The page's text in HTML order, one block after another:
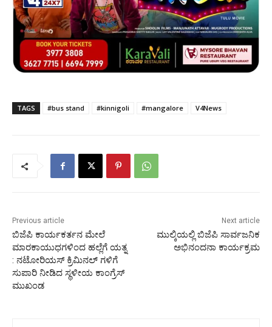
TAGS #bus stand #kinnigoli #mangalore V4News
Previous article
ಬಿಜೆಪಿ ಕಾರ್ಯಕರ್ತನ ಮೇಲೆ
ಮಾರಕಾಯುಧಗಳಿಂದ ಹಲ್ಲೆಗೆ ಯತ್ನ
: ನಟೋರಿಯಸ್ ಕ್ರಿಮಿನಲ್ ಗಳಿಗೆ
ಸುಪಾರಿ ನೀಡಿದ ಸ್ಥಳೀಯ ಕಾಂಗ್ರೆಸ್
ಮುಖಂಡ
Next article
ಮುಲ್ಕಿಯಲ್ಲಿ ಬಿಜೆಪಿ ಸಾರ್ವಜನಿಕ
ಅಭಿನಂದನಾ ಕಾರ್ಯಕ್ರಮ